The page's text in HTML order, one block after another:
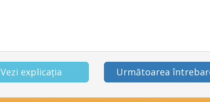
Vezi explicația Următoarea